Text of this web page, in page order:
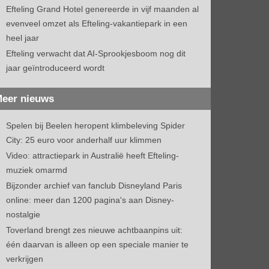
Efteling Grand Hotel genereerde in vijf maanden al
evenveel omzet als Efteling-vakantiepark in een
heel jaar
Efteling verwacht dat AI-Sprookjesboom nog dit
jaar geïntroduceerd wordt
nieuws
Spelen bij Beelen heropent klimbeleving Spider
City: 25 euro voor anderhalf uur klimmen
Video: attractiepark in Australië heeft Efteling-
muziek omarmd
Bijzonder archief van fanclub Disneyland Paris
online: meer dan 1200 pagina's aan Disney-
nostalgie
Toverland brengt zes nieuwe achtbaanpins uit:
één daarvan is alleen op een speciale manier te
verkrijgen